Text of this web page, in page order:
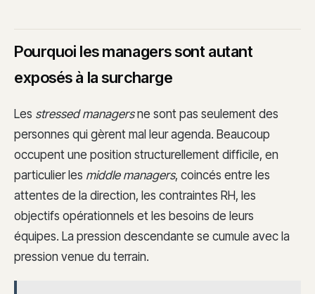
Pourquoi les managers sont autant
exposés à la surcharge
Les stressed managersne sont pas seulement des
personnes qui gèrent mal leur agenda. Beaucoup
occupent une position structurellement difficile, en
particulier les middle managers, coincés entre les
attentes de la direction, les contraintes RH, les
objectifs opérationnels et les besoins de leurs
équipes. La pression descendante se cumule avec la
pression venue du terrain.